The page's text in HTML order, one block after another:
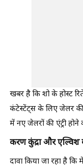
खबर है कि शो के होस्ट
कंटेस्टेंट्स के लिए जेलर
में नए जेलरों की एंट्री होने
करण कुंद्रा और
दावा किया जा रहा है